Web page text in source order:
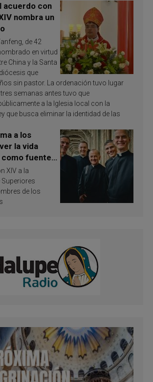
acuerdo con
nombra un
de 42
en virtud
China y la Santa
que
sin pastor. La ordenación tuvo lugar
semanas antes tuvo que
a la Iglesia local con la
que busca eliminar la identidad de las
a los
la vida
fuente
y
XIV a la
Superiores
de los